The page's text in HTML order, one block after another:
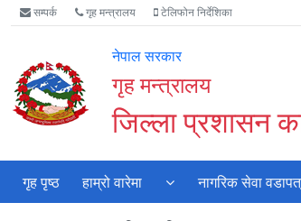
Accessibility
Mode
गर्नुहोस्
मुख्य
सामाग्री
मुख्य
नेभिगेसन
वेबसाइट
खोजमा
सम्पर्क गृह मन्त्रालय टेलिफोन निर्देशिका
नेपाल सरकार
गृह मन्त्रालय
जिल्ला प्रशासन
गृह पृष्ठ हाम्रो वारेमा नागरिक सेवा